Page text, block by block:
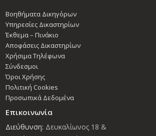
Βοηθήματα Δικηγόρων
Υπηρεσίες Δικαστηρίων
Έκθεμα – Πινάκιο
Αποφάσεις Δικαστηρίων
Χρήσιμα Τηλέφωνα
Σύνδεσμοι
Όροι Χρήσης
Πολιτική Cookies
Προσωπικά Δεδομένα
Επικοινωνία
Διεύθυνση: Δευκαλίωνος 18 &